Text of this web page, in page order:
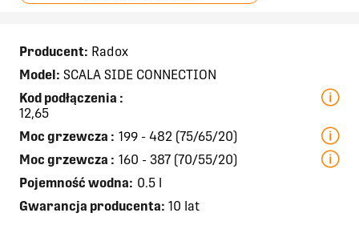
Producent: Radox
Model: SCALA SIDE CONNECTION
Kod podłączenia :
12,65
Moc grzewcza : 199 - 482 (75/65/20)
Moc grzewcza : 160 - 387 (70/55/20)
Pojemność wodna: 0.5 l
Gwarancja producenta: 10 lat